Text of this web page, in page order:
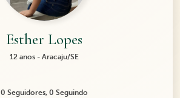
Esther Lopes
12 anos - Aracaju/SE
0 Seguidores, 0 Seguindo